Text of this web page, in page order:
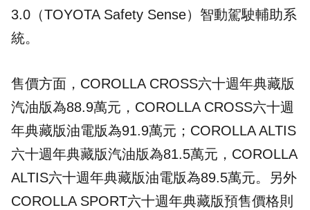
3.0（TOYOTA Safety Sense）智動駕駛輔助系
統。
售價方面，COROLLA CROSS六十週年典藏版
汽油版為88.9萬元，COROLLA CROSS六十週
年典藏版油電版為91.9萬元；COROLLA ALTIS
六十週年典藏版汽油版為81.5萬元，COROLLA
ALTIS六十週年典藏版油電版為89.5萬元。另外
COROLLA SPORT六十週年典藏版預售價格則